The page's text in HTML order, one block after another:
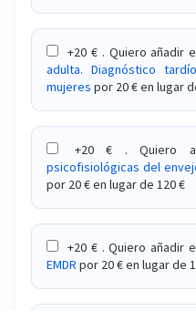
(heroína, codeína...)
Curso de tratamiento
Curso de tratamiento
Curso de
estimulantes y
Curso de
Curso de
+20 € . Quiero añadir
adulta. Diagnóstico
mujeres por 20 € en lugar
+20 € . Quiero
psicofisiológicas del
por 20 € en lugar de 120 €
+20 € . Quiero añadir
EMDR por 20 € en lugar de